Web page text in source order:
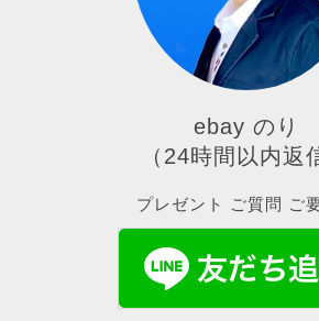
ebay のり
（24時間以内返
プレゼント ご質問 ご